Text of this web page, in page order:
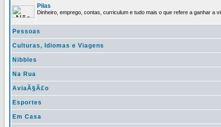
Pilas
Dinheiro, emprego, contas, curriculum e tudo mais o que refere a ganhar a
Pessoas
Culturas, Idiomas e Viagens
Nibbles
Na Rua
AviaÃ§Ã£o
Esportes
Em Casa